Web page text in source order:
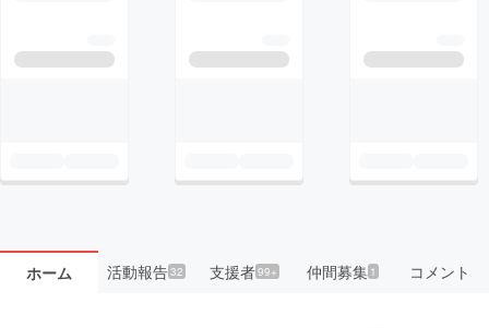
ホーム 活動報告32 支援者99+ 仲間募集 1 コメント